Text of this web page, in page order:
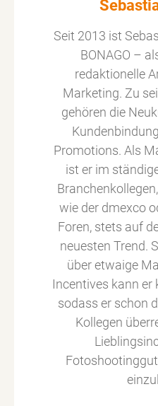
Seit 2013 ist
BONAGO –
redaktionelle
Marketing. Zu
gehören die
Promotions. Als
ist er im
wie der dmexco
Foren, stets auf
neuesten Trend.
über etwaige
Incentives kann
sodass er schon
Kollegen